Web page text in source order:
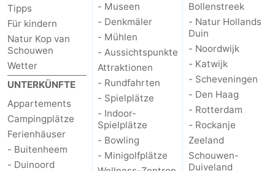
Tipps
Für kindern
Natur Kop van
Schouwen
Wetter
UNTERKÜNFTE
Appartements
Campingplätze
Ferienhäuser
- Buitenheem
- Duinoord
- Museen
- Denkmäler
- Mühlen
- Aussichtspunkte
Attraktionen
- Rundfahrten
- Spielplätze
- Indoor-
Spielplätze
- Bowling
- Minigolfplätze
Bollenstreek
- Natur Hollands
Duin
- Noordwijk
- Katwijk
- Scheveningen
- Den Haag
- Rotterdam
- Rockanje
Zeeland
Schouwen-
Duiveland